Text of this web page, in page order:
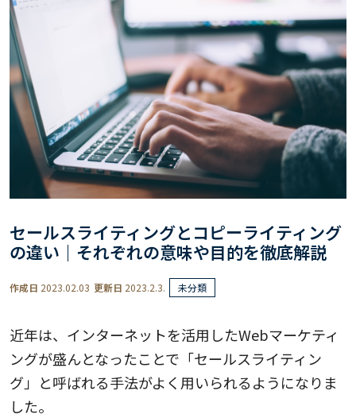
セールスライティングとコピーライティング
の違い｜それぞれの意味や目的を徹底解説
作成日 2023.02.03 更新日 2023.2.3. 未分類
近年は、インターネットを活用したWebマーケティ
ングが盛んとなったことで「セールスライティン
グ」と呼ばれる手法がよく用いられるようになりま
した。